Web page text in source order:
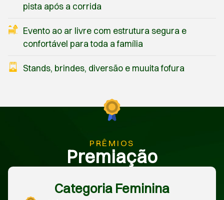
pista após a corrida
Evento ao ar livre com estrutura segura e
confortável para toda a família
Stands, brindes, diversão e muuita fofura
PRÊMIOS
Premiação
Categoria Feminina